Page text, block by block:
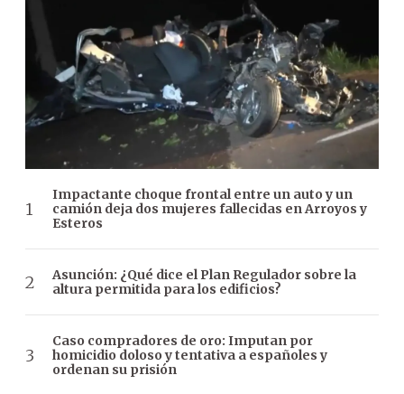
Impactante choque frontal entre un auto y un
camión deja dos mujeres fallecidas en Arroyos y
Esteros
Asunción: ¿Qué dice el Plan Regulador sobre la
altura permitida para los edificios?
Caso compradores de oro: Imputan por
homicidio doloso y tentativa a españoles y
ordenan su prisión